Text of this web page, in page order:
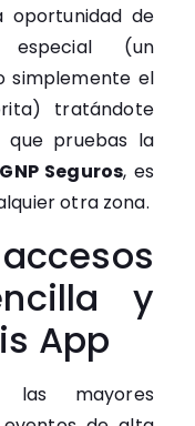
oportunidad de
(un
simplemente el
tratándote
que pruebas la
Seguros, es
otra zona.
y
App
mayores